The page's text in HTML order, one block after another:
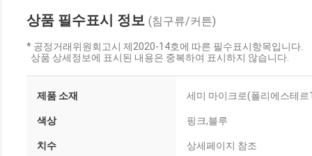
상품 필수표시 정보 (침구류/커튼)
* 공정거래위원회고시 제2020-14호에 따른 필수표시항목입니다.
상품 상세정보에 표시된 내용은 중복하여 표시하지 않습니다.
제품 소재 세미 마이크로(폴리에스테르
색상 핑크,블루
치수 상세페이지 참조